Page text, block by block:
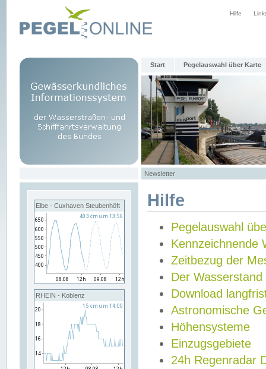
Hilfe
Start Pegelauswahl über Karte
Newsletter
Elbe - Cuxhaven Steubenhöft
RHEIN - Koblenz
Hilfe
Pegelauswahl
Kennzeichnende
Zeitbezug der
Der Wasserstand
Download
Astronomische
Höhensysteme
Einzugsgebiete
24h Regenradar